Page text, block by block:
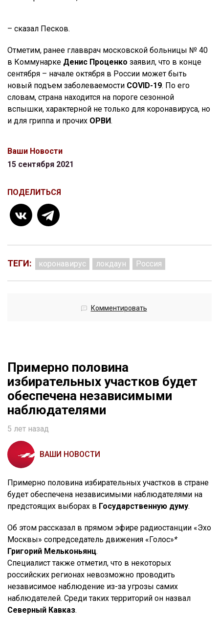
– сказал Песков.
Отметим, ранее главврач московской больницы № 40
в Коммунарке Денис Проценко заявил, что в конце
сентября – начале октября в России может быть
новый подъем заболеваемости COVID-19. По его
словам, страна находится на пороге сезонной
вспышки, характерной не только для коронавируса, но
и для гриппа и прочих ОРВИ.
Ваши Новости
15 сентября 2021
ПОДЕЛИТЬСЯ
ТЕГИ: коронавирус локдаун Россия
Комментировать
Примерно половина
избирательных участков будет
обеспечена независимыми
наблюдателями
5 лет назад
ВАШИ НОВОСТИ
Примерно половина избирательных участков в стране
будет обеспечена независимыми наблюдателями на
предстоящих выборах в Государственную думу.
Об этом рассказал в прямом эфире радиостанции «Эхо
Москвы» сопредседатель движения «Голос»*
Григорий Мельконьянц.
Специалист также отметил, что в некоторых
российских регионах невозможно проводить
независимое наблюдение из-за угрозы самих
наблюдателей. Среди таких территорий он назвал
Северный Кавказ.